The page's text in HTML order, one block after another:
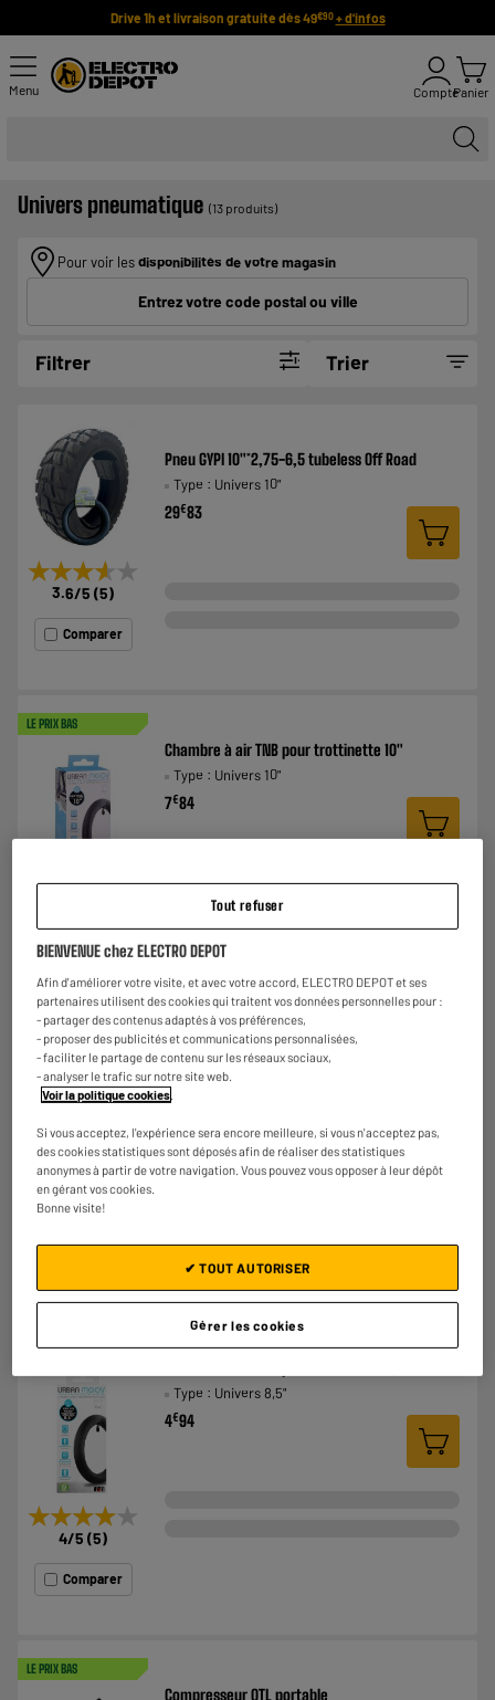
Drive 1h et livraison gratuite dès 49€90 + d'infos
Menu ComptePanier
Univers pneumatique (13 produits)
Pour voir lesdisponibilités de votre magasin
Entrez votre code postal ou ville
Filtrer Trier
★★★★★
★★★★★
3.6/5 (5)
Comparer
Pneu GYPI 10"*2,75-6,5 tubeless Off Road
Type : Univers 10"
29€83
LE PRIX BAS
Comparer
Chambre à air TNB pour trottinette 10"
Type : Univers 10"
7€84
★★★★★
★★★★★
4.6/5(11
Pneu plein TNB pour trottinette 8.5"
12 98
★★★★★
★★★★★
4/5 (5)
Comparer
Type : Univers 8,5"
4€94
LE PRIX BAS
Compresseur QTL portable
Tout refuser
BIENVENUE chez ELECTRO DEPOT
Afin d'améliorer votre visite, et avec votre accord, ELECTRO DEPOT et ses
partenaires utilisent des cookies qui traitent vos données personnelles pour :
- partager des contenus adaptés à vos préférences,
- proposer des publicités et communications personnalisées,
- faciliter le partage de contenu sur les réseaux sociaux,
- analyser le trafic sur notre site web.
Voir la politique cookies.
Si vous acceptez, l'expérience sera encore meilleure, si vous n'acceptez pas,
des cookies statistiques sont déposés afin de réaliser des statistiques
anonymes à partir de votre navigation. Vous pouvez vous opposer à leur dépôt
en gérant vos cookies.
Bonne visite!
Gérer les cookies
✔ TOUT AUTORISER